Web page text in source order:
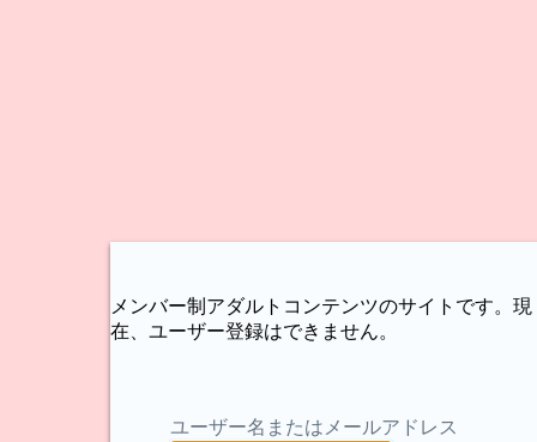
メンバー制アダルトコンテンツのサイトです。現
在、ユーザー登録はできません。
ユーザー名またはメールアドレス